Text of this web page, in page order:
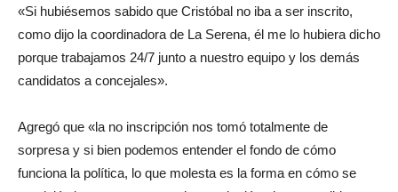
«Si hubiésemos sabido que Cristóbal no iba a ser inscrito,
como dijo la coordinadora de La Serena, él me lo hubiera dicho
porque trabajamos 24/7 junto a nuestro equipo y los demás
candidatos a concejales».
Agregó que «la no inscripción nos tomó totalmente de
sorpresa y si bien podemos entender el fondo de cómo
funciona la política, lo que molesta es la forma en cómo se